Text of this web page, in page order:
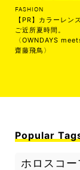
FASHION
【PR】カラーレン
ご近所夏時間。
〈OWNDAYS
齋藤飛鳥〉
Popular
ホロスコー